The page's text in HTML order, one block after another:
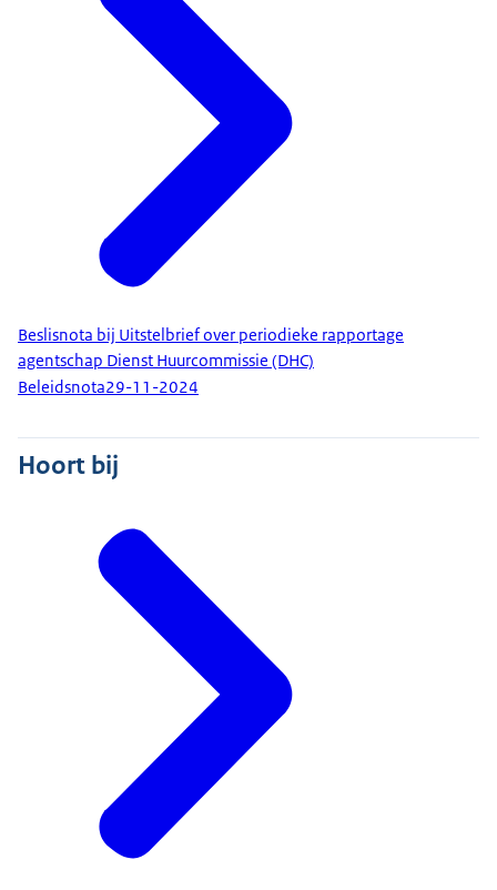
Beslisnota bij Uitstelbrief over periodieke rapportage
agentschap Dienst Huurcommissie (DHC)
Beleidsnota29-11-2024
Hoort bij